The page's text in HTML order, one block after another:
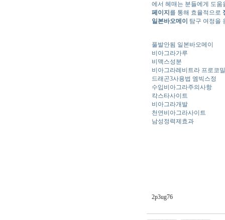
에서 헤매는 분들에게 도
페이지 를 통해 효율적으로
일본바오메이
탐구 여정을
풀발안됨 일본바오메이
비아그라가루
비맥스성분
비아그라레비트라 프로코
드래곤3사용법 엠빅스정
수입비아그라주의사항
칵스타사이트
비아그라개발
천연비아그라사이트
남성정력제효과
2p3ug76